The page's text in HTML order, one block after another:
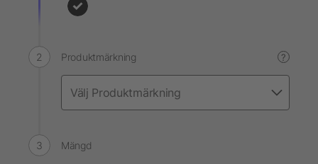
Produktmärkning ?
Mängd